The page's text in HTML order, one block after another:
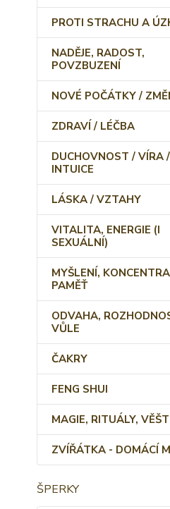
PROTI STRACHU A
NADĚJE, RADOST,
POVZBUZENÍ
NOVÉ POČÁTKY /
ZDRAVÍ / LÉČBA
DUCHOVNOST / VÍRA /
INTUICE
LÁSKA / VZTAHY
VITALITA, ENERGIE (I
SEXUÁLNÍ)
MYŠLENÍ,
PAMĚŤ
ODVAHA,
VŮLE
ČAKRY
FENG SHUI
MAGIE, RITUÁLY,
ZVÍŘÁTKA - DOMÁCÍ
ŠPERKY